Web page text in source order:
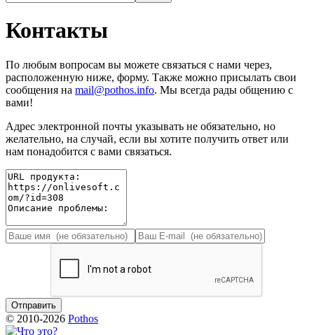
Контакты
По любым вопросам вы можете связаться с нами через,
расположенную ниже, форму. Также можно присылать свои
сообщения на mail@pothos.info. Мы всегда рады общению с
вами!
Адрес электронной почты указывать не обязательно, но
желательно, на случай, если вы хотите получить ответ или
нам понадобится с вами связаться.
© 2010-2026 Pothos